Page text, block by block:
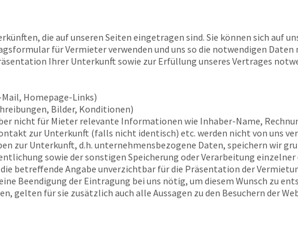
die auf unseren Seiten eingetragen sind. Sie können sich auf
für Vermieter verwenden und uns so die notwendigen
Ihrer Unterkunft sowie zur Erfüllung unseres Vertrages
Homepage-Links)
Bilder, Konditionen)
nicht für Mieter relevante Informationen wie Inhaber-Name,
zur Unterkunft (falls nicht identisch) etc. werden nicht von uns
zur Unterkunft, d.h. unternehmensbezogene Daten, speichern wir
sowie der sonstigen Speicherung oder Verarbeitung
betreffende Angabe unverzichtbar für die Präsentation der
Beendigung der Eintragung bei uns nötig, um diesem Wunsch zu
gelten für sie zusätzlich auch alle Aussagen zu den Besuchern der